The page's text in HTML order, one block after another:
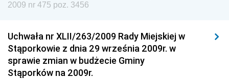
Dziennik Urzędowy Urzędu Patentowego
Dziennik Urzędowy Generalnej Dyrekcji Dróg
Krajowych i Autostrad
Dziennik Urzędowy Ministra Środowiska
2009 nr 475 poz. 3456
Uchwała nr XLII/263/2009 Rady Miejskiej w
Stąporkowie z dnia 29 września 2009r. w
sprawie zmian w budżecie Gminy
Stąporków na 2009r.